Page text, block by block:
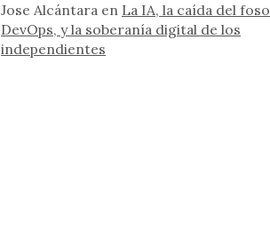
Jose Alcántara en La IA, la caída del foso
DevOps, y la soberanía digital de los
independientes